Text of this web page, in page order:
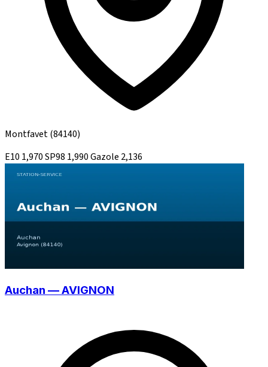
Montfavet(84140)
E10 1,970SP98 1,990Gazole 2,136
Auchan — AVIGNON